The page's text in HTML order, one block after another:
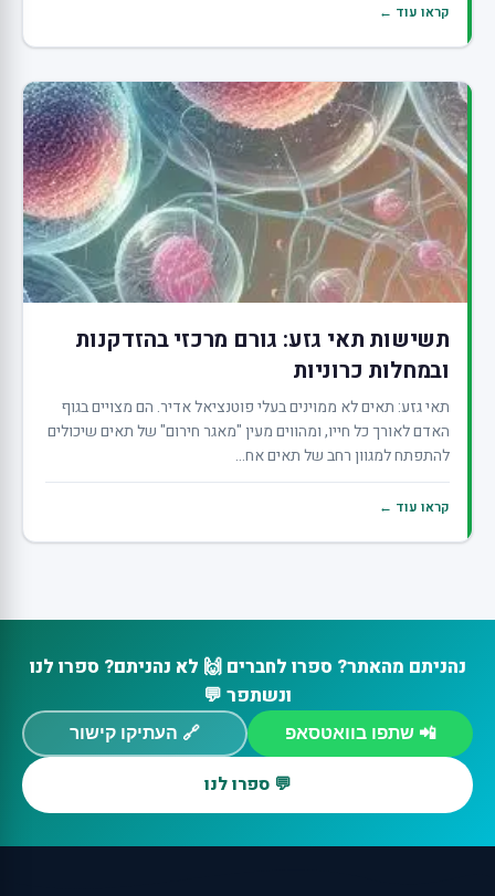
קראו עוד ←
תשישות תאי גזע: גורם מרכזי בהזדקנות
ובמחלות כרוניות
תאי גזע: תאים לא ממוינים בעלי פוטנציאל אדיר. הם מצויים בגוף
האדם לאורך כל חייו, ומהווים מעין "מאגר חירום" של תאים שיכולים
להתפתח למגוון רחב של תאים אח...
קראו עוד ←
נהניתם מהאתר? ספרו לחברים 🙌 לא נהניתם? ספרו לנו
ונשתפר 💬
📲 שתפו בוואטסאפ 🔗 העתיקו קישור
💬 ספרו לנו